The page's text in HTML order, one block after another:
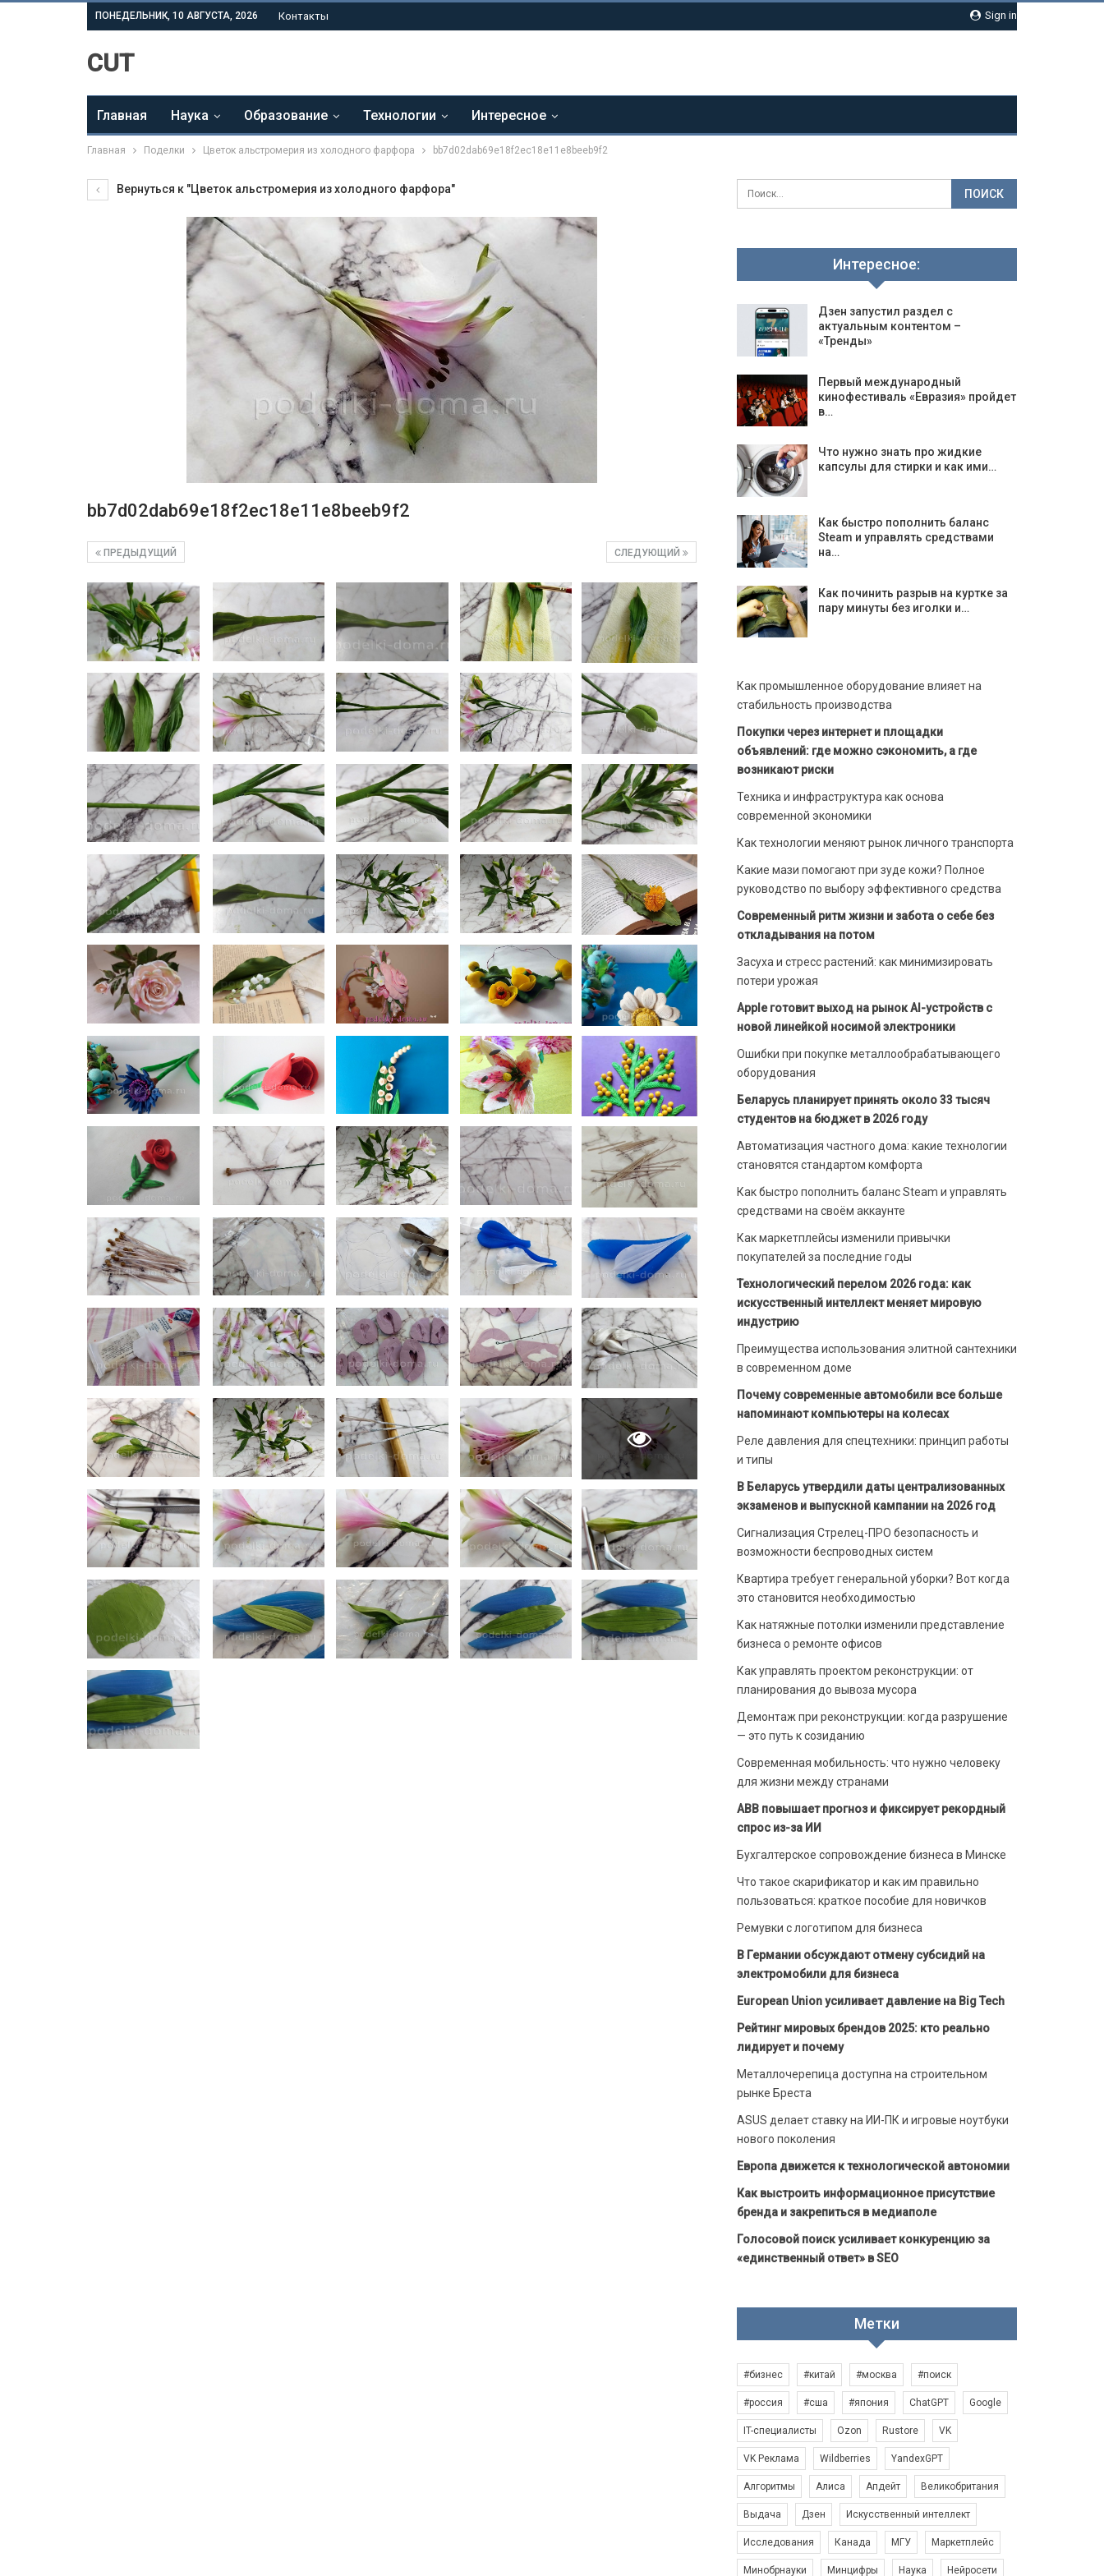
Sign in
ПОНЕДЕЛЬНИК, 10 АВГУСТА, 2026 Контакты
CUT
Главная Наука Образование Технологии Интересное
Главная Поделки Цветок альстромерия из холодного фарфора bb7d02dab69e18f2ec18e11e8beeb9f2
Вернуться к "Цветок альстромерия из холодного фарфора"
bb7d02dab69e18f2ec18e11e8beeb9f2
СЛЕДУЮЩИЙ
ПРЕДЫДУЩИЙ
Интересное:
Дзен запустил раздел с
актуальным контентом –
«Тренды»
Первый международный
кинофестиваль «Евразия» пройдет
в…
Что нужно знать про жидкие
капсулы для стирки и как ими…
Как быстро пополнить баланс
Steam и управлять средствами
на…
Как починить разрыв на куртке за
пару минуты без иголки и…
Как промышленное оборудование влияет на
стабильность производства
Покупки через интернет и площадки
объявлений: где можно сэкономить, а где
возникают риски
Техника и инфраструктура как основа
современной экономики
Как технологии меняют рынок личного транспорта
Какие мази помогают при зуде кожи? Полное
руководство по выбору эффективного средства
Современный ритм жизни и забота о себе без
откладывания на потом
Засуха и стресс растений: как минимизировать
потери урожая
Apple готовит выход на рынок AI-устройств с
новой линейкой носимой электроники
Ошибки при покупке металлообрабатывающего
оборудования
Беларусь планирует принять около 33 тысяч
студентов на бюджет в 2026 году
Автоматизация частного дома: какие технологии
становятся стандартом комфорта
Как быстро пополнить баланс Steam и управлять
средствами на своём аккаунте
Как маркетплейсы изменили привычки
покупателей за последние годы
Технологический перелом 2026 года: как
искусственный интеллект меняет мировую
индустрию
Преимущества использования элитной сантехники
в современном доме
Почему современные автомобили все больше
напоминают компьютеры на колесах
Реле давления для спецтехники: принцип работы
и типы
В Беларусь утвердили даты централизованных
экзаменов и выпускной кампании на 2026 год
Сигнализация Стрелец-ПРО безопасность и
возможности беспроводных систем
Квартира требует генеральной уборки? Вот когда
это становится необходимостью
Как натяжные потолки изменили представление
бизнеса о ремонте офисов
Как управлять проектом реконструкции: от
планирования до вывоза мусора
Демонтаж при реконструкции: когда разрушение
— это путь к созиданию
Современная мобильность: что нужно человеку
для жизни между странами
ABB повышает прогноз и фиксирует рекордный
спрос из-за ИИ
Бухгалтерское сопровождение бизнеса в Минске
Что такое скарификатор и как им правильно
пользоваться: краткое пособие для новичков
Ремувки с логотипом для бизнеса
В Германии обсуждают отмену субсидий на
электромобили для бизнеса
European Union усиливает давление на Big Tech
Рейтинг мировых брендов 2025: кто реально
лидирует и почему
Металлочерепица доступна на строительном
рынке Бреста
ASUS делает ставку на ИИ-ПК и игровые ноутбуки
нового поколения
Европа движется к технологической автономии
Как выстроить информационное присутствие
бренда и закрепиться в медиаполе
Голосовой поиск усиливает конкуренцию за
«единственный ответ» в SEO
Метки
#бизнес #китай #москва #поиск
#россия #сша #япония ChatGPT Google
IT-специалисты Ozon Rustore VK
VK Реклама Wildberries YandexGPT
Алгоритмы Алиса Апдейт Великобритания
Выдача Дзен Искусственный интеллект
Исследования Канада МГУ Маркетплейс
Минобрнауки Минцифры Наука Нейросети